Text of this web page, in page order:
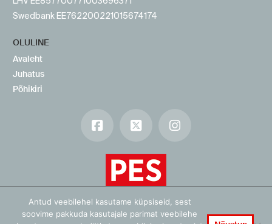
Swedbank EE762200221015674174
OLULINE
Avaleht
Juhatus
Põhikiri
Facebook
X
Antud veebilehel kasutame küpsiseid, sest
soovime pakkuda kasutajale parimat veebilehe